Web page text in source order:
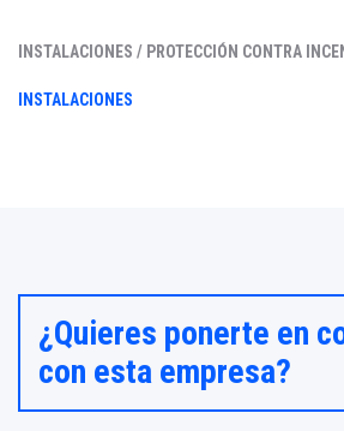
INSTALACIONES / PROTECCIÓN CONTRA
INSTALACIONES
¿Quieres ponerte en
con esta empresa?